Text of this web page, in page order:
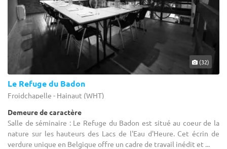
(32)
Le Refuge du Badon
Froidchapelle - Hainaut (WHT)
Demeure de caractère
Salle de séminaire : Le Refuge du Badon est situé au coeur de la
nature sur les hauteurs des Lacs de l'Eau d'Heure. Cet écrin de
verdure unique en Belgique offre un cadre de travail inédit et ...